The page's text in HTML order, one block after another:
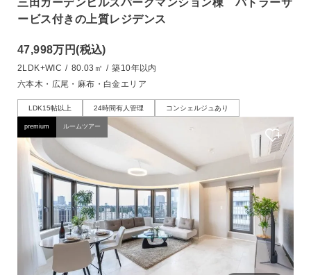
ービス付きの上質レジデンス
47,998万円(税込)
2LDK+WIC / 80.03㎡ / 築10年以内
六本木・広尾・麻布・白金エリア
LDK15帖以上 24時間有人管理 コンシェルジュあり
premium ルームツアー